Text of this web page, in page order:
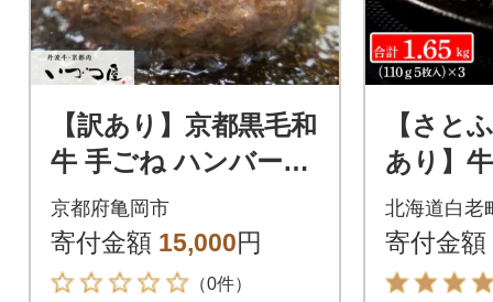
【訳あり】京都黒毛和
牛 手ごね ハンバーグ
150g×8個 京都いづつ
屋厳選
京都府亀岡市
寄付金額 15,000円
（0件）
【さと
あり】
道白老
フハン
北海道白老
寄付金額